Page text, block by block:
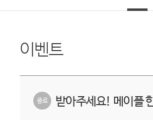
이벤트
받아주세요! 메이플